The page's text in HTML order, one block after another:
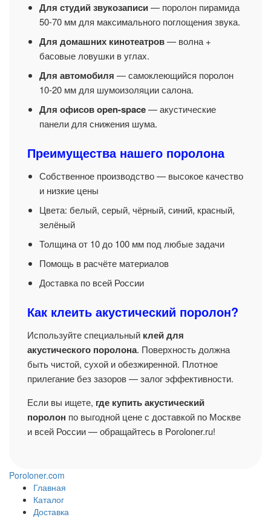
Для студий звукозаписи— поролон пирамида
50-70 мм для максимального поглощения звука.
Для домашних кинотеатров— волна +
басовые ловушки в углах.
Для автомобиля — самоклеющийся поролон
10-20 мм для шумоизоляции салона.
Для офисов open-space— акустические
панели для снижения шума.
Преимущества нашего поролона
Собственное производство — высокое качество
и низкие цены
Цвета: белый, серый, чёрный, синий, красный,
зелёный
Толщина от 10 до 100 мм под любые задачи
Помощь в расчёте материалов
Доставка по всей России
Как клеить акустический поролон?
Используйте специальный клей для
акустического поролона. Поверхность должна
быть чистой, сухой и обезжиренной. Плотное
прилегание без зазоров — залог эффективности.
Если вы ищете, где купить акустический
поролон по выгодной цене с доставкой по Москве
и всей России — обращайтесь в Poroloner.ru!
Poroloner.com
Главная
Каталог
Доставка